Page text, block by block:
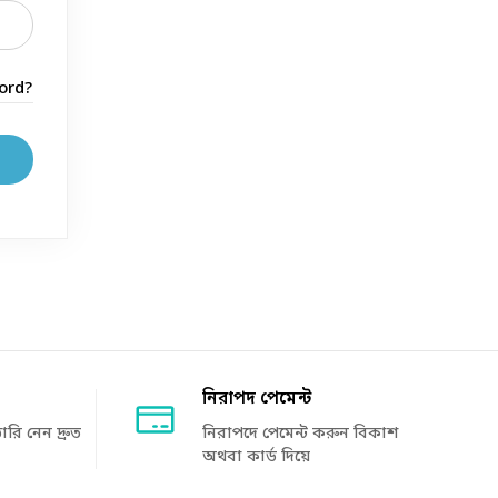
নেন দ্রুত
নিরাপদ পেমেন্ট
নিরাপদে পেমেন্ট করুন বিকাশ
অথবা কার্ড দিয়ে